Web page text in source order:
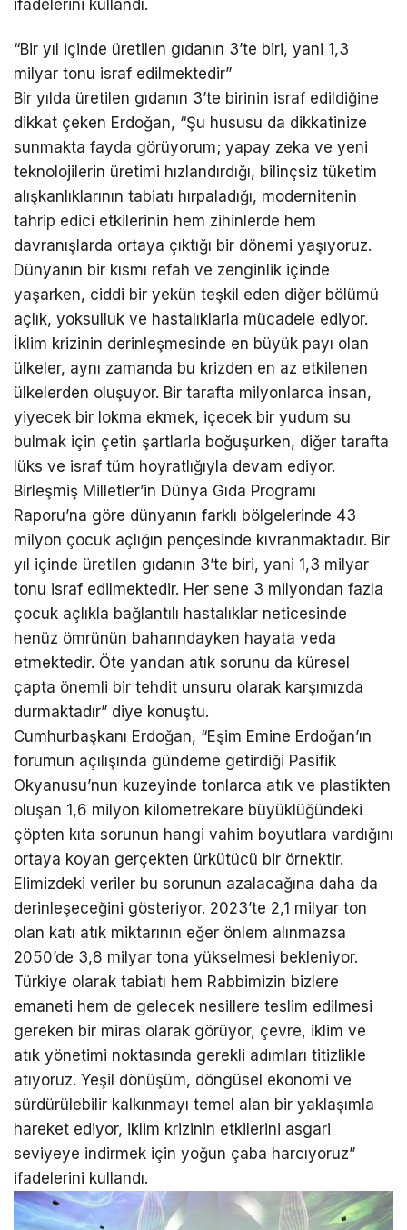
ifadelerini kullandı.
“Bir yıl içinde üretilen gıdanın 3’te biri, yani 1,3
milyar tonu israf edilmektedir”
Bir yılda üretilen gıdanın 3’te birinin israf edildiğine
dikkat çeken Erdoğan, “Şu hususu da dikkatinize
sunmakta fayda görüyorum; yapay zeka ve yeni
teknolojilerin üretimi hızlandırdığı, bilinçsiz tüketim
alışkanlıklarının tabiatı hırpaladığı, modernitenin
tahrip edici etkilerinin hem zihinlerde hem
davranışlarda ortaya çıktığı bir dönemi yaşıyoruz.
Dünyanın bir kısmı refah ve zenginlik içinde
yaşarken, ciddi bir yekün teşkil eden diğer bölümü
açlık, yoksulluk ve hastalıklarla mücadele ediyor.
İklim krizinin derinleşmesinde en büyük payı olan
ülkeler, aynı zamanda bu krizden en az etkilenen
ülkelerden oluşuyor. Bir tarafta milyonlarca insan,
yiyecek bir lokma ekmek, içecek bir yudum su
bulmak için çetin şartlarla boğuşurken, diğer tarafta
lüks ve israf tüm hoyratlığıyla devam ediyor.
Birleşmiş Milletler’in Dünya Gıda Programı
Raporu’na göre dünyanın farklı bölgelerinde 43
milyon çocuk açlığın pençesinde kıvranmaktadır. Bir
yıl içinde üretilen gıdanın 3’te biri, yani 1,3 milyar
tonu israf edilmektedir. Her sene 3 milyondan fazla
çocuk açlıkla bağlantılı hastalıklar neticesinde
henüz ömrünün baharındayken hayata veda
etmektedir. Öte yandan atık sorunu da küresel
çapta önemli bir tehdit unsuru olarak karşımızda
durmaktadır” diye konuştu.
Cumhurbaşkanı Erdoğan, “Eşim Emine Erdoğan’ın
forumun açılışında gündeme getirdiği Pasifik
Okyanusu’nun kuzeyinde tonlarca atık ve plastikten
oluşan 1,6 milyon kilometrekare büyüklüğündeki
çöpten kıta sorunun hangi vahim boyutlara vardığını
ortaya koyan gerçekten ürkütücü bir örnektir.
Elimizdeki veriler bu sorunun azalacağına daha da
derinleşeceğini gösteriyor. 2023’te 2,1 milyar ton
olan katı atık miktarının eğer önlem alınmazsa
2050’de 3,8 milyar tona yükselmesi bekleniyor.
Türkiye olarak tabiatı hem Rabbimizin bizlere
emaneti hem de gelecek nesillere teslim edilmesi
gereken bir miras olarak görüyor, çevre, iklim ve
atık yönetimi noktasında gerekli adımları titizlikle
atıyoruz. Yeşil dönüşüm, döngüsel ekonomi ve
sürdürülebilir kalkınmayı temel alan bir yaklaşımla
hareket ediyor, iklim krizinin etkilerini asgari
seviyeye indirmek için yoğun çaba harcıyoruz”
ifadelerini kullandı.